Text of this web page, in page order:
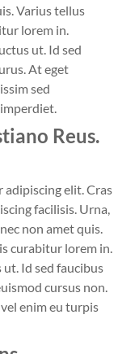
Varius tellus
lorem in.
ut. Id sed
At eget
sed
Reus.
adipiscing elit. Cras
facilisis. Urna,
non amet quis.
curabitur lorem in.
Id sed faucibus
cursus non.
enim eu turpis